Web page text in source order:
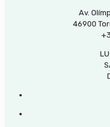
Av.
46900